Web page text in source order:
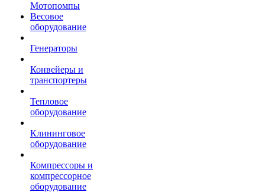
Мотопомпы
Весовое
оборудование
Генераторы
Конвейеры и
транспортеры
Тепловое
оборудование
Клининговое
оборудование
Компрессоры и
компрессорное
оборудование